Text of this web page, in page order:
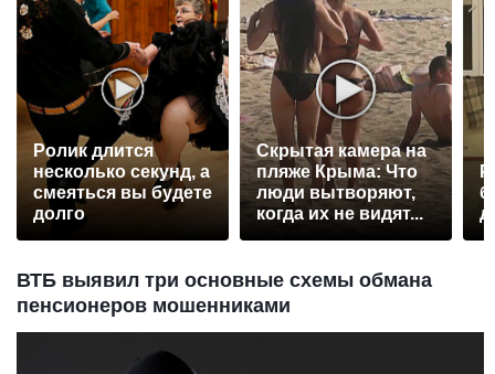
Ролик длится
несколько секунд, а
смеяться вы будете
долго
Скрытая камера на
пляже Крыма: Что
люди вытворяют,
когда их не видят...
ВТБ выявил три основные схемы обмана
пенсионеров мошенниками